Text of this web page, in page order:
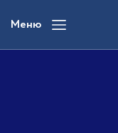
вмісту
Меню